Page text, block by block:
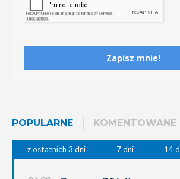
Zapisz mnie!
POPULARNE KOMENTOWANE
z ostatnich 3 dni 7 dni 14